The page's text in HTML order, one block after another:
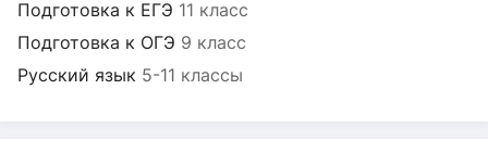
Подготовка к ЕГЭ 11 класс
Подготовка к ОГЭ 9 класс
Русский язык 5-11 классы